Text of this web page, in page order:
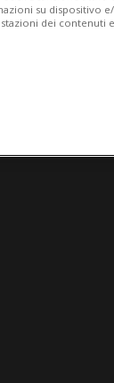
su dispositivo
dei contenuti